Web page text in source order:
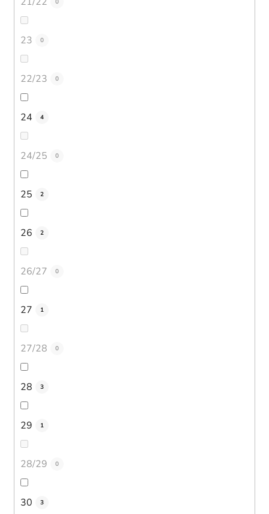
0
23 0
22/23 0
24 4
24/25 0
25 2
26 2
26/27 0
27 1
27/28 0
28 3
29 1
28/29 0
30 3